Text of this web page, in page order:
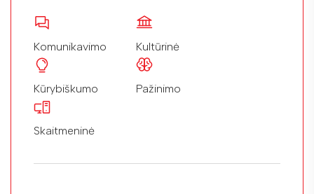
Komunikavimo Kultūrinė
Kūrybiškumo Pažinimo
Skaitmeninė